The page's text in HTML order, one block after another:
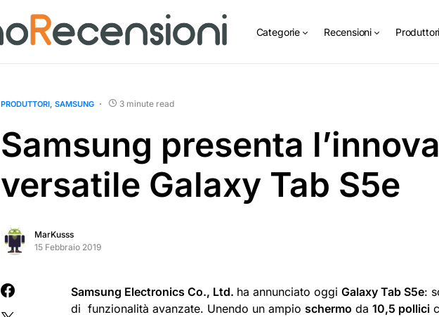
Categorie Recensioni Produttori
PRODUTTORI SAMSUNG 3 minute read
Samsung presenta
versatile Galaxy Tab S5e
MarKusss
15 Febbraio 2019
Samsung Electronics Co., Ltd. ha annunciato oggi Galaxy Tab S5e:
di funzionalità avanzate. Unendo un ampio schermo da 10,5 pollici